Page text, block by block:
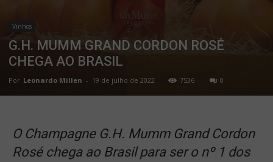
Vinhos
G.H. MUMM GRAND CORDON ROSÉ
CHEGA AO BRASIL
Por Leonardo Millen - 19 de julho de 2022 7536 0
O Champagne G.H. Mumm Grand Cordon
Rosé chega ao Brasil para ser o nº 1 dos